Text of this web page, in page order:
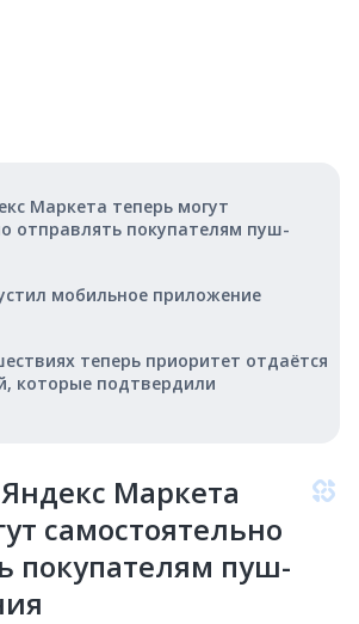
Маркета теперь могут
отправлять покупателям пуш-
мобильное приложение
теперь приоритет отдаётся
которые подтвердили
Маркета
самостоятельно
покупателям пуш-